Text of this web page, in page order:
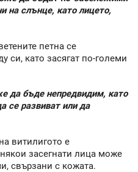
на слънце, като лицето,
петна се
си, като засягат по-големи
да бъде непредвидим, като
се развиват или да
витилигото е
засегнати лица може
свързани с кожата.